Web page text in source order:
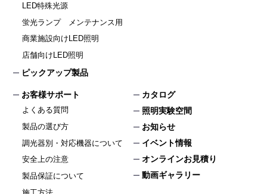
LED特殊光源
蛍光ランプ メンテナンス用
商業施設向けLED照明
店舗向けLED照明
ピックアップ製品
お客様サポート
よくある質問
製品の選び方
調光器別・対応機器について
安全上の注意
製品保証について
カタログ
照明実験空間
お知らせ
イベント情報
オンラインお見積り
動画ギャラリー